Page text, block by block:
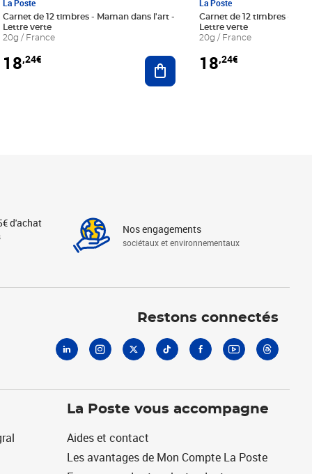
au panier
La Poste
Carnet de 12 timbres - Maman dans l'art -
Lettre verte
20g / France
18,24€ Ajouter au panier
La Poste
Carnet de 12 timbres - Le
Lettre verte
20g / France
18,24€
d'achat Nos engagements
sociétaux et environnementaux
Restons connectés
La Poste vous accompagne
Aides et contact
Les avantages de Mon Compte La Poste